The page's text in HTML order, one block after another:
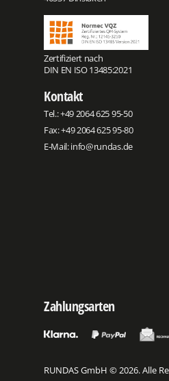
Zertifiziert nach
DIN EN ISO 13485:2021
Kontakt
Tel.:+49 2064 625 95-50
Fax: +49 2064 625 95-80
E-Mail:info@rundas.de
Zahlungsarten
RUNDAS GmbH © 2026. Alle